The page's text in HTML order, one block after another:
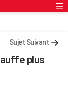
Sujet Suivant
plus